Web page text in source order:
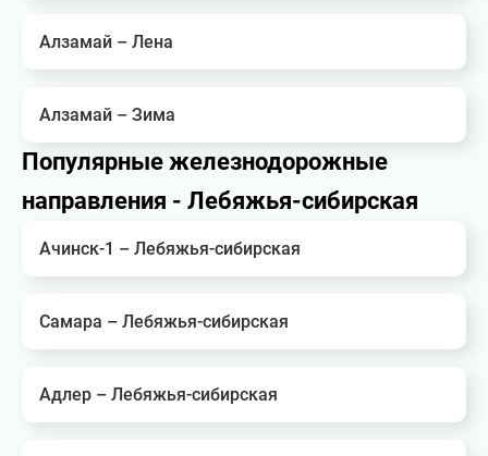
Алзамай – Лена
Алзамай – Зима
Популярные железнодорожные
направления - Лебяжья-сибирская
Ачинск-1 – Лебяжья-сибирская
Самара – Лебяжья-сибирская
Адлер – Лебяжья-сибирская